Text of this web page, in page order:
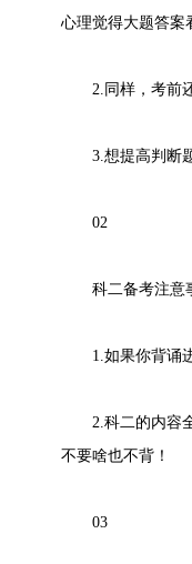
心理觉得大题答案
2.同样，考前还
3.想提高判断题
02
科二备考注意
1.如果你背诵进
2.科二的内容全
不要啥也不背！
03